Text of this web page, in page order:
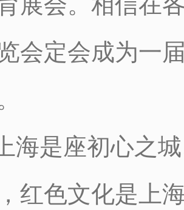
会定会成为一
上海是座初心之
红色文化是上